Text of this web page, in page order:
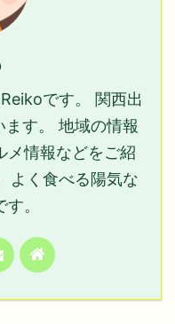
です。 関西出
す。 地域の情報
メ情報などをご紹
よく食べる陽気な
。